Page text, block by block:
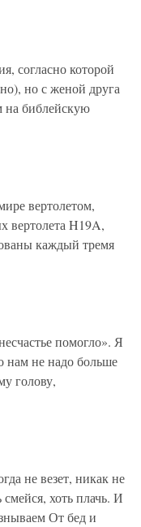
согласно которой
но с женой друга
на библейскую
вертолетом,
вертолета H19A,
каждый тремя
помогло». Я
нам не надо больше
голову,
не везет, никак не
хоть плачь. И
От бед и